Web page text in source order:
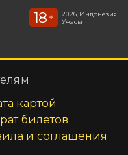
18 +
2026, Индонезия
Ужасы
картой
билетов
и соглашения